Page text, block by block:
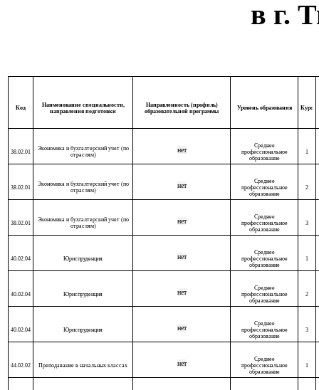
в г.
Код
Наименование специальности,
направления подготовки
Направленность (профиль)
образовательной программы
Уровень образования Курс
38.02.01
Экономика и бухгалтерский учет (по
отраслям)
нет
Среднее
профессиональное
образование
1
38.02.01
Экономика и бухгалтерский учет (по
отраслям)
нет
Среднее
профессиональное
образование
2
38.02.01
Экономика и бухгалтерский учет (по
отраслям)
нет
Среднее
профессиональное
образование
3
40.02.04 Юриспруденция нет
Среднее
профессиональное
образование
1
40.02.04 Юриспруденция нет
Среднее
профессиональное
образование
2
40.02.04 Юриспруденция нет
Среднее
профессиональное
образование
3
44.02.02 Преподавание в начальных классах нет
Среднее
профессиональное
образование
1